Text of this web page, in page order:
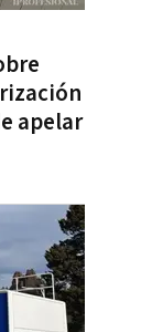
apelar